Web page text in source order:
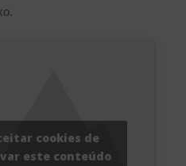
cookies de
este conteúdo